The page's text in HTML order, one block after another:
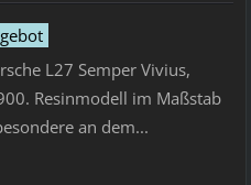
L27 Semper Vivius,
Resinmodell im Maßstab
an dem...